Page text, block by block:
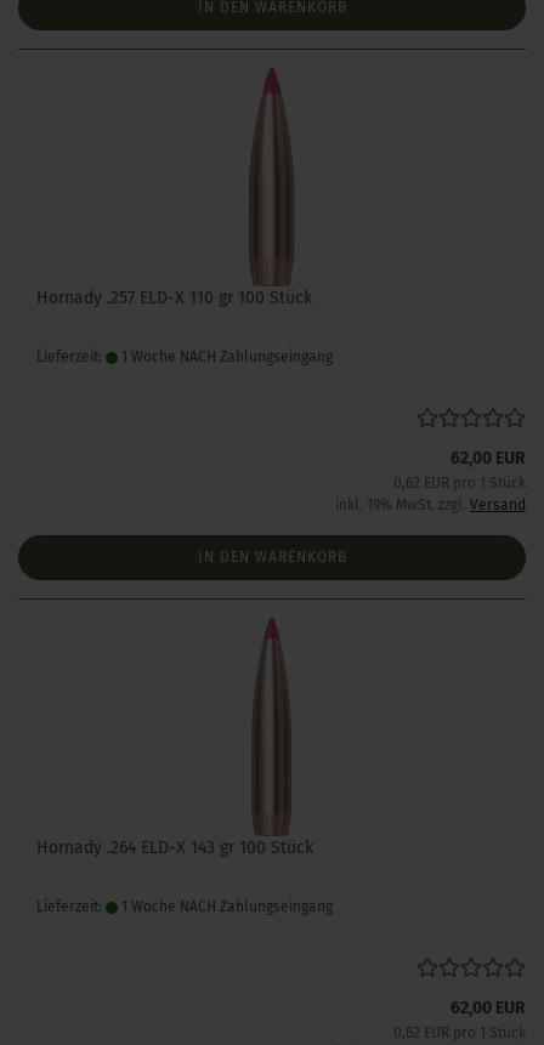
IN DEN WARENKORB
Hornady .257 ELD-X 110 gr 100 Stück
Lieferzeit: 1 Woche NACH Zahlungseingang
62,00 EUR
0,62 EUR pro 1 Stück
inkl. 19% MwSt. zzgl. Versand
IN DEN WARENKORB
Hornady .264 ELD-X 143 gr 100 Stück
Lieferzeit: 1 Woche NACH Zahlungseingang
62,00 EUR
0,62 EUR pro 1 Stück